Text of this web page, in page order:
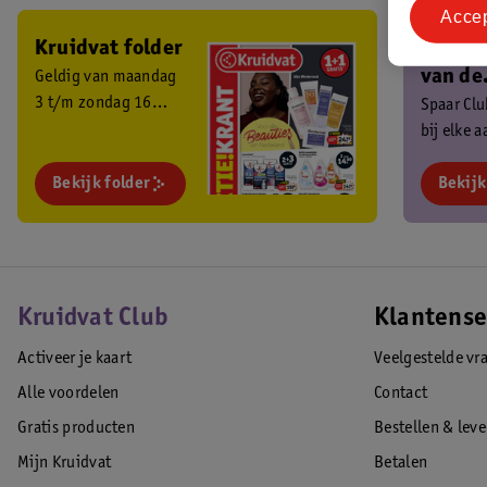
Kruidvat folder
Geldig van maandag
3 t/m zondag 16
Bekijk folder
Ben
van de
Club?
Spaar
bij elke
Kruidvat Club
Activeer je kaart
Alle voordelen
Gratis producten
Mijn Kruidvat
Veelgestelde
Contact
Bestellen &
Betalen